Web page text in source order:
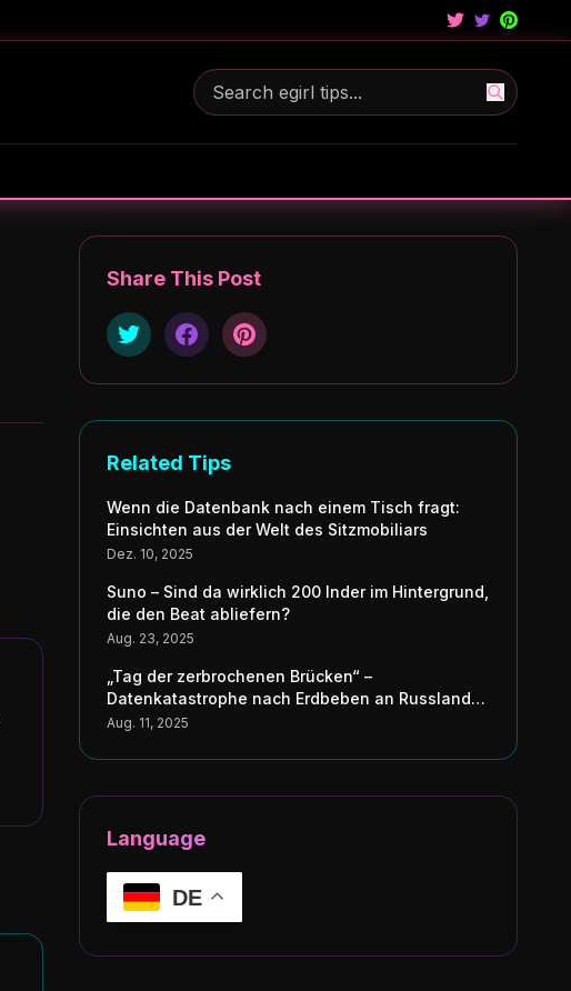
Share This Post
Related Tips
Wenn die Datenbank nach einem Tisch fragt:
Einsichten aus der Welt des Sitzmobiliars
Dez. 10, 2025
Suno – Sind da wirklich 200 Inder im Hintergrund,
die den Beat abliefern?
Aug. 23, 2025
„Tag der zerbrochenen Brücken“ –
Datenkatastrophe nach Erdbeben an Russlands
Küste erschüttert Japans digitale Seele
Aug. 11, 2025
Language
DE